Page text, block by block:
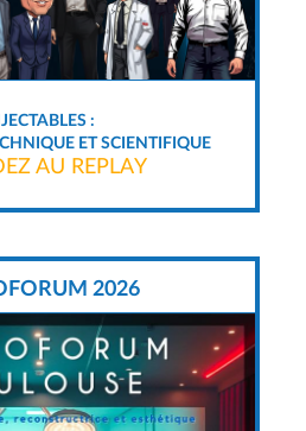
:
ET SCIENTIFIQUE
AU REPLAY
2026